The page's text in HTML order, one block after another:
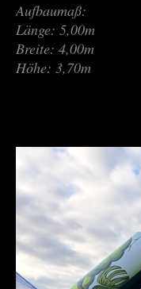
Aufbaumaß:
Länge: 5,00m
Breite: 4,00m
Höhe: 3,70m